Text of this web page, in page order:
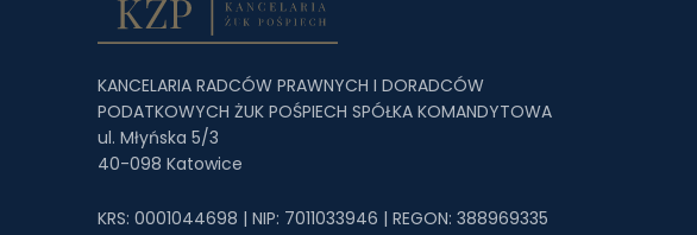
KANCELARIA RADCÓW PRAWNYCH I DORADCÓW
PODATKOWYCH ŻUK POŚPIECH SPÓŁKA KOMANDYTOWA
ul. Młyńska 5/3
40-098 Katowice
KRS: 0001044698 | NIP: 7011033946 | REGON: 388969335